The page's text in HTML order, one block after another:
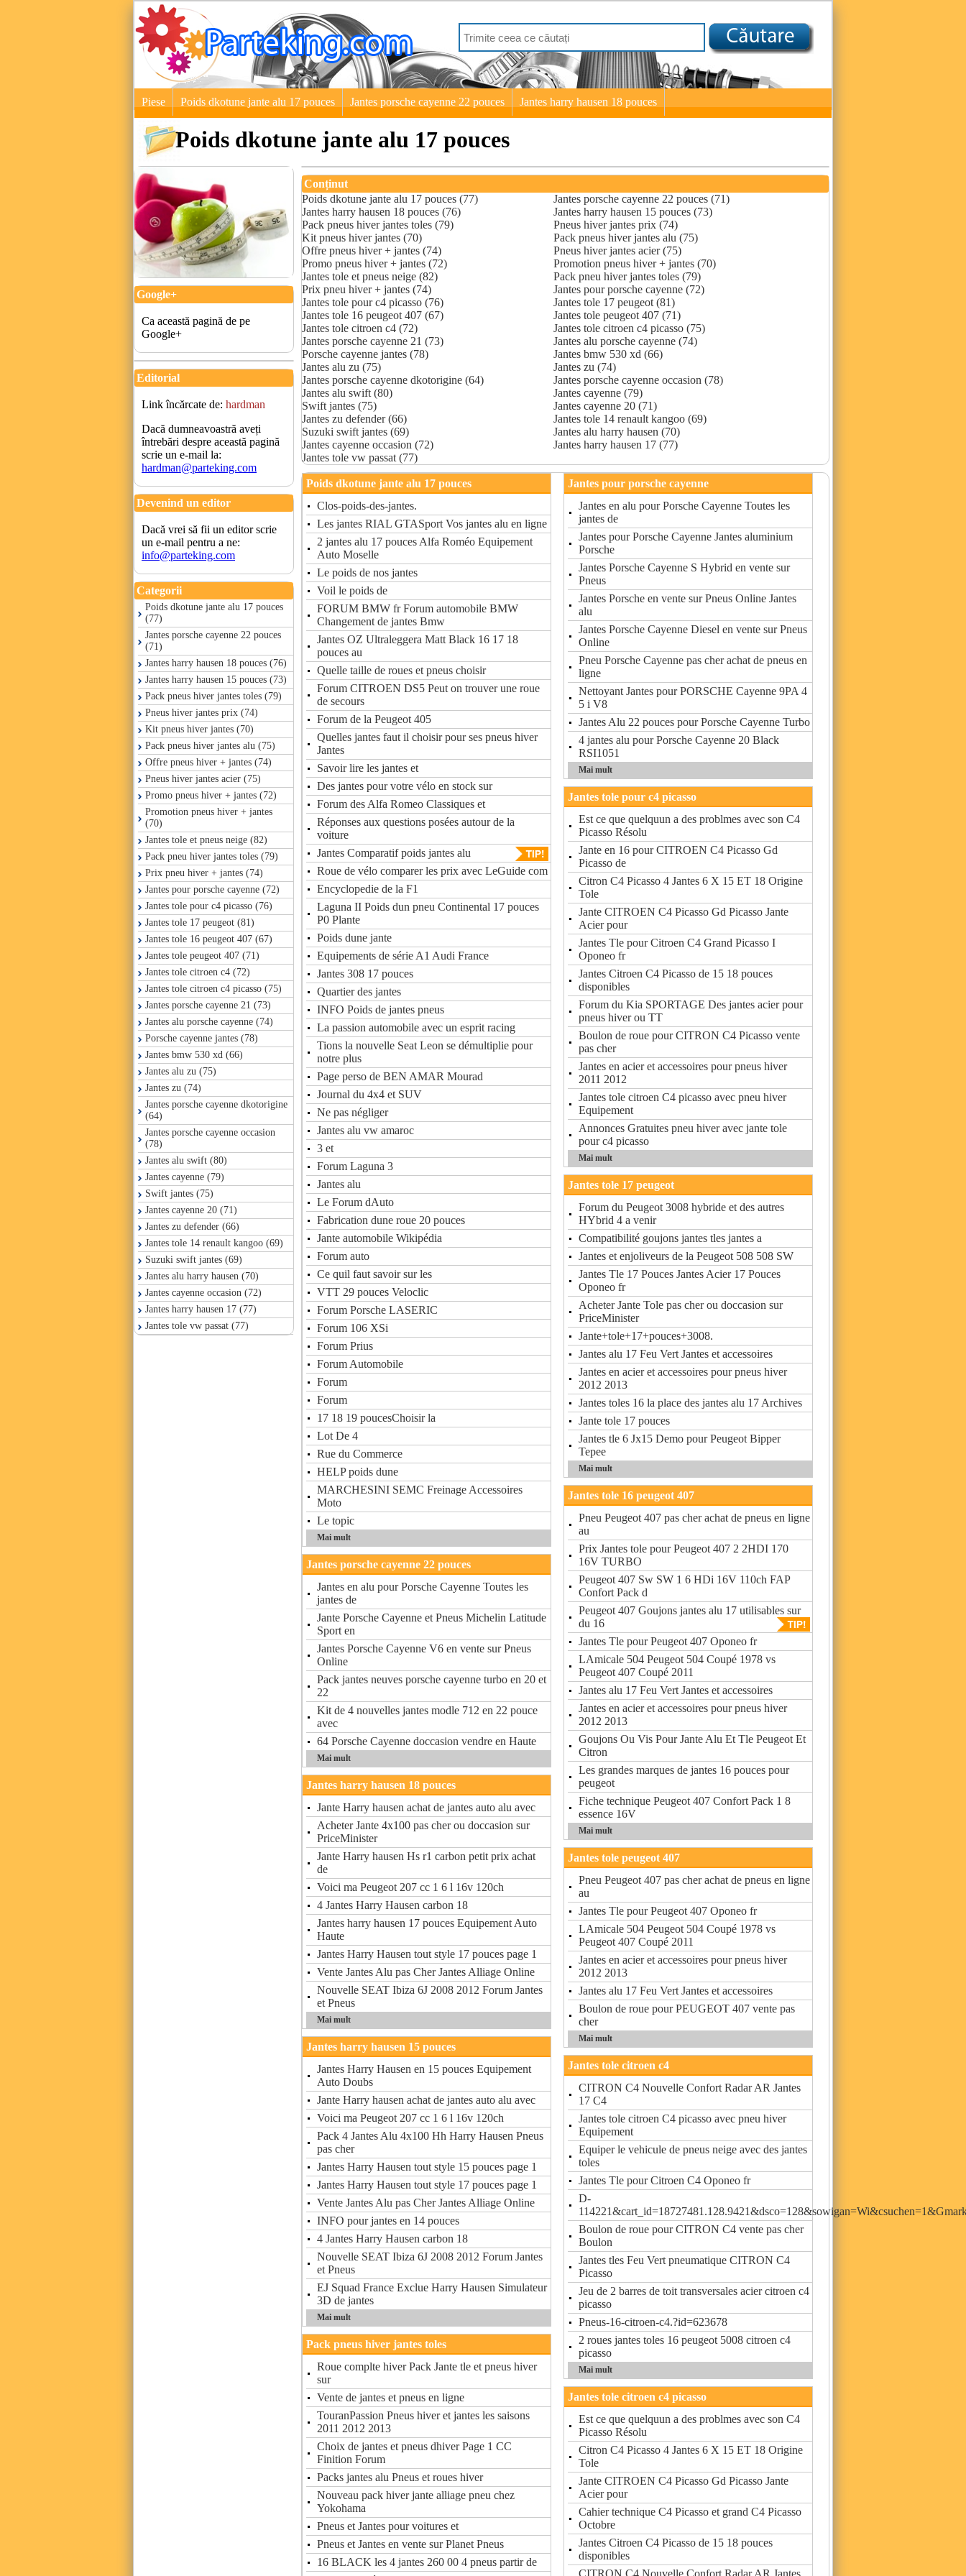
Piese Poids dkotune jante alu 17 pouces Jantes porsche cayenne 22 pouces Jantes harry hausen 18 pouces
Poids dkotune jante alu 17 pouces
Google+
Ca această pagină de pe
Google+
Editorial
Link încărcate de: hardman
Dacă dumneavoastră aveți
întrebări despre această pagină
scrie un e-mail la:
hardman@parteking.com
Devenind un editor
Dacă vrei să fii un editor scrie
un e-mail pentru a ne:
info@parteking.com
Categorii
Poids dkotune jante alu 17 pouces
(77)
Jantes porsche cayenne 22 pouces
(71)
Jantes harry hausen 18 pouces (76)
Jantes harry hausen 15 pouces (73)
Pack pneus hiver jantes toles (79)
Pneus hiver jantes prix (74)
Kit pneus hiver jantes (70)
Pack pneus hiver jantes alu (75)
Offre pneus hiver + jantes (74)
Pneus hiver jantes acier (75)
Promo pneus hiver + jantes (72)
Promotion pneus hiver + jantes
(70)
Jantes tole et pneus neige (82)
Pack pneu hiver jantes toles (79)
Prix pneu hiver + jantes (74)
Jantes pour porsche cayenne (72)
Jantes tole pour c4 picasso (76)
Jantes tole 17 peugeot (81)
Jantes tole 16 peugeot 407 (67)
Jantes tole peugeot 407 (71)
Jantes tole citroen c4 (72)
Jantes tole citroen c4 picasso (75)
Jantes porsche cayenne 21 (73)
Jantes alu porsche cayenne (74)
Porsche cayenne jantes (78)
Jantes bmw 530 xd (66)
Jantes alu zu (75)
Jantes zu (74)
Jantes porsche cayenne dkotorigine
(64)
Jantes porsche cayenne occasion
(78)
Jantes alu swift (80)
Jantes cayenne (79)
Swift jantes (75)
Jantes cayenne 20 (71)
Jantes zu defender (66)
Jantes tole 14 renault kangoo (69)
Suzuki swift jantes (69)
Jantes alu harry hausen (70)
Jantes cayenne occasion (72)
Jantes harry hausen 17 (77)
Jantes tole vw passat (77)
Conținut
Poids dkotune jante alu 17 pouces (77)
Jantes porsche cayenne 22 pouces (71)
Jantes harry hausen 18 pouces (76)
Jantes harry hausen 15 pouces (73)
Pack pneus hiver jantes toles (79)
Pneus hiver jantes prix (74)
Kit pneus hiver jantes (70)
Pack pneus hiver jantes alu (75)
Offre pneus hiver + jantes (74)
Pneus hiver jantes acier (75)
Promo pneus hiver + jantes (72)
Promotion pneus hiver + jantes (70)
Jantes tole et pneus neige (82)
Pack pneu hiver jantes toles (79)
Prix pneu hiver + jantes (74)
Jantes pour porsche cayenne (72)
Jantes tole pour c4 picasso (76)
Jantes tole 17 peugeot (81)
Jantes tole 16 peugeot 407 (67)
Jantes tole peugeot 407 (71)
Jantes tole citroen c4 (72)
Jantes tole citroen c4 picasso (75)
Jantes porsche cayenne 21 (73)
Jantes alu porsche cayenne (74)
Porsche cayenne jantes (78)
Jantes bmw 530 xd (66)
Jantes alu zu (75)
Jantes zu (74)
Jantes porsche cayenne dkotorigine (64)
Jantes porsche cayenne occasion (78)
Jantes alu swift (80)
Jantes cayenne (79)
Swift jantes (75)
Jantes cayenne 20 (71)
Jantes zu defender (66)
Jantes tole 14 renault kangoo (69)
Suzuki swift jantes (69)
Jantes alu harry hausen (70)
Jantes cayenne occasion (72)
Jantes harry hausen 17 (77)
Jantes tole vw passat (77)
Poids dkotune jante alu 17 pouces
Clos-poids-des-jantes.
Les jantes RIAL GTASport Vos jantes alu en ligne
2 jantes alu 17 pouces Alfa Roméo Equipement
Auto Moselle
Le poids de nos jantes
Voil le poids de
FORUM BMW fr Forum automobile BMW
Changement de jantes Bmw
Jantes OZ Ultraleggera Matt Black 16 17 18
pouces au
Quelle taille de roues et pneus choisir
Forum CITROEN DS5 Peut on trouver une roue
de secours
Forum de la Peugeot 405
Quelles jantes faut il choisir pour ses pneus hiver
Jantes
Savoir lire les jantes et
Des jantes pour votre vélo en stock sur
Forum des Alfa Romeo Classiques et
Réponses aux questions posées autour de la
voiture
Jantes Comparatif poids jantes alu
Roue de vélo comparer les prix avec LeGuide com
Encyclopedie de la F1
Laguna II Poids dun pneu Continental 17 pouces
P0 Plante
Poids dune jante
Equipements de série A1 Audi France
Jantes 308 17 pouces
Quartier des jantes
INFO Poids de jantes pneus
La passion automobile avec un esprit racing
Tions la nouvelle Seat Leon se démultiplie pour
notre plus
Page perso de BEN AMAR Mourad
Journal du 4x4 et SUV
Ne pas négliger
Jantes alu vw amaroc
3 et
Forum Laguna 3
Jantes alu
Le Forum dAuto
Fabrication dune roue 20 pouces
Jante automobile Wikipédia
Forum auto
Ce quil faut savoir sur les
VTT 29 pouces Veloclic
Forum Porsche LASERIC
Forum 106 XSi
Forum Prius
Forum Automobile
Forum
Forum
17 18 19 poucesChoisir la
Lot De 4
Rue du Commerce
HELP poids dune
MARCHESINI SEMC Freinage Accessoires
Moto
Le topic
Mai mult
Jantes porsche cayenne 22 pouces
Jantes en alu pour Porsche Cayenne Toutes les
jantes de
Jante Porsche Cayenne et Pneus Michelin Latitude
Sport en
Jantes Porsche Cayenne V6 en vente sur Pneus
Online
Pack jantes neuves porsche cayenne turbo en 20 et
22
Kit de 4 nouvelles jantes modle 712 en 22 pouce
avec
64 Porsche Cayenne doccasion vendre en Haute
Mai mult
Jantes harry hausen 18 pouces
Jante Harry hausen achat de jantes auto alu avec
Acheter Jante 4x100 pas cher ou doccasion sur
PriceMinister
Jante Harry hausen Hs r1 carbon petit prix achat
de
Voici ma Peugeot 207 cc 1 6 l 16v 120ch
4 Jantes Harry Hausen carbon 18
Jantes harry hausen 17 pouces Equipement Auto
Haute
Jantes Harry Hausen tout style 17 pouces page 1
Vente Jantes Alu pas Cher Jantes Alliage Online
Nouvelle SEAT Ibiza 6J 2008 2012 Forum Jantes
et Pneus
Mai mult
Jantes harry hausen 15 pouces
Jantes Harry Hausen en 15 pouces Equipement
Auto Doubs
Jante Harry hausen achat de jantes auto alu avec
Voici ma Peugeot 207 cc 1 6 l 16v 120ch
Pack 4 Jantes Alu 4x100 Hh Harry Hausen Pneus
pas cher
Jantes Harry Hausen tout style 15 pouces page 1
Jantes Harry Hausen tout style 17 pouces page 1
Vente Jantes Alu pas Cher Jantes Alliage Online
INFO pour jantes en 14 pouces
4 Jantes Harry Hausen carbon 18
Nouvelle SEAT Ibiza 6J 2008 2012 Forum Jantes
et Pneus
EJ Squad France Exclue Harry Hausen Simulateur
3D de jantes
Mai mult
Pack pneus hiver jantes toles
Roue complte hiver Pack Jante tle et pneus hiver
sur
Vente de jantes et pneus en ligne
TouranPassion Pneus hiver et jantes les saisons
2011 2012 2013
Choix de jantes et pneus dhiver Page 1 CC
Finition Forum
Packs jantes alu Pneus et roues hiver
Nouveau pack hiver jante alliage pneu chez
Yokohama
Pneus et Jantes pour voitures et
Pneus et Jantes en vente sur Planet Pneus
16 BLACK les 4 jantes 260 00 4 pneus partir de
Jantes pour porsche cayenne
Jantes en alu pour Porsche Cayenne Toutes les
jantes de
Jantes pour Porsche Cayenne Jantes aluminium
Porsche
Jantes Porsche Cayenne S Hybrid en vente sur
Pneus
Jantes Porsche en vente sur Pneus Online Jantes
alu
Jantes Porsche Cayenne Diesel en vente sur Pneus
Online
Pneu Porsche Cayenne pas cher achat de pneus en
ligne
Nettoyant Jantes pour PORSCHE Cayenne 9PA 4
5 i V8
Jantes Alu 22 pouces pour Porsche Cayenne Turbo
4 jantes alu pour Porsche Cayenne 20 Black
RSI1051
Mai mult
Jantes tole pour c4 picasso
Est ce que quelquun a des problmes avec son C4
Picasso Résolu
Jante en 16 pour CITROEN C4 Picasso Gd
Picasso de
Citron C4 Picasso 4 Jantes 6 X 15 ET 18 Origine
Tole
Jante CITROEN C4 Picasso Gd Picasso Jante
Acier pour
Jantes Tle pour Citroen C4 Grand Picasso I
Oponeo fr
Jantes Citroen C4 Picasso de 15 18 pouces
disponibles
Forum du Kia SPORTAGE Des jantes acier pour
pneus hiver ou TT
Boulon de roue pour CITRON C4 Picasso vente
pas cher
Jantes en acier et accessoires pour pneus hiver
2011 2012
Jantes tole citroen C4 picasso avec pneu hiver
Equipement
Annonces Gratuites pneu hiver avec jante tole
pour c4 picasso
Mai mult
Jantes tole 17 peugeot
Forum du Peugeot 3008 hybride et des autres
HYbrid 4 a venir
Compatibilité goujons jantes tles jantes a
Jantes et enjoliveurs de la Peugeot 508 508 SW
Jantes Tle 17 Pouces Jantes Acier 17 Pouces
Oponeo fr
Acheter Jante Tole pas cher ou doccasion sur
PriceMinister
Jante+tole+17+pouces+3008.
Jantes alu 17 Feu Vert Jantes et accessoires
Jantes en acier et accessoires pour pneus hiver
2012 2013
Jantes toles 16 la place des jantes alu 17 Archives
Jante tole 17 pouces
Jantes tle 6 Jx15 Demo pour Peugeot Bipper
Tepee
Mai mult
Jantes tole 16 peugeot 407
Pneu Peugeot 407 pas cher achat de pneus en ligne
au
Prix Jantes tole pour Peugeot 407 2 2HDI 170
16V TURBO
Peugeot 407 Sw SW 1 6 HDi 16V 110ch FAP
Confort Pack d
Peugeot 407 Goujons jantes alu 17 utilisables sur
du 16
Jantes Tle pour Peugeot 407 Oponeo fr
LAmicale 504 Peugeot 504 Coupé 1978 vs
Peugeot 407 Coupé 2011
Jantes alu 17 Feu Vert Jantes et accessoires
Jantes en acier et accessoires pour pneus hiver
2012 2013
Goujons Ou Vis Pour Jante Alu Et Tle Peugeot Et
Citron
Les grandes marques de jantes 16 pouces pour
peugeot
Fiche technique Peugeot 407 Confort Pack 1 8
essence 16V
Mai mult
Jantes tole peugeot 407
Pneu Peugeot 407 pas cher achat de pneus en ligne
au
Jantes Tle pour Peugeot 407 Oponeo fr
LAmicale 504 Peugeot 504 Coupé 1978 vs
Peugeot 407 Coupé 2011
Jantes en acier et accessoires pour pneus hiver
2012 2013
Jantes alu 17 Feu Vert Jantes et accessoires
Boulon de roue pour PEUGEOT 407 vente pas
cher
Mai mult
Jantes tole citroen c4
CITRON C4 Nouvelle Confort Radar AR Jantes
17 C4
Jantes tole citroen C4 picasso avec pneu hiver
Equipement
Equiper le vehicule de pneus neige avec des jantes
toles
Jantes Tle pour Citroen C4 Oponeo fr
D-
Boulon de roue pour CITRON C4 vente pas cher
Boulon
Jantes tles Feu Vert pneumatique CITRON C4
Picasso
Jeu de 2 barres de toit transversales acier citroen c4
picasso
Pneus-16-citroen-c4.?id=623678
2 roues jantes toles 16 peugeot 5008 citroen c4
picasso
Mai mult
Jantes tole citroen c4 picasso
Est ce que quelquun a des problmes avec son C4
Picasso Résolu
Citron C4 Picasso 4 Jantes 6 X 15 ET 18 Origine
Tole
Jante CITROEN C4 Picasso Gd Picasso Jante
Acier pour
Cahier technique C4 Picasso et grand C4 Picasso
Octobre
Jantes Citroen C4 Picasso de 15 18 pouces
disponibles
CITRON C4 Nouvelle Confort Radar AR Jantes